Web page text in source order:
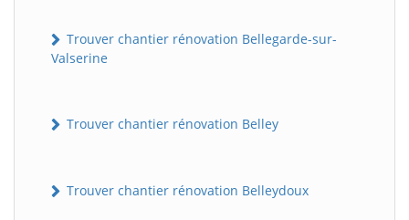
Trouver chantier rénovation Bellegarde-sur-
Valserine
Trouver chantier rénovation Belley
Trouver chantier rénovation Belleydoux